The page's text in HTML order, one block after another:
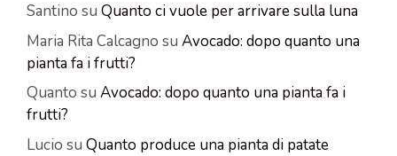
Santino su Quanto ci vuole per arrivare sulla luna
Maria Rita Calcagno su Avocado: dopo quanto una
pianta fa i frutti?
Quanto su Avocado: dopo quanto una pianta fa i
frutti?
Lucio su Quanto produce una pianta di patate